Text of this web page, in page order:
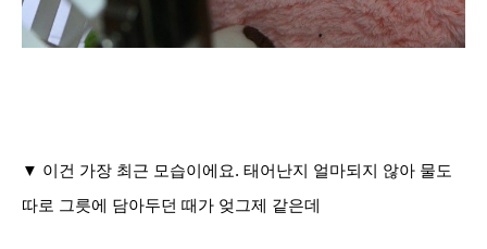
▼ 이건 가장 최근 모습이에요. 태어난지 얼마되지 않아 물도
따로 그릇에 담아두던 때가 엊그제 같은데